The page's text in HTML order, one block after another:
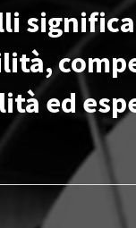
significa
ed